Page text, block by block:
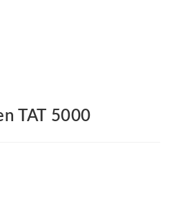
TAT 5000